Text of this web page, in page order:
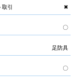
取引 ✖
〇
足防具
〇